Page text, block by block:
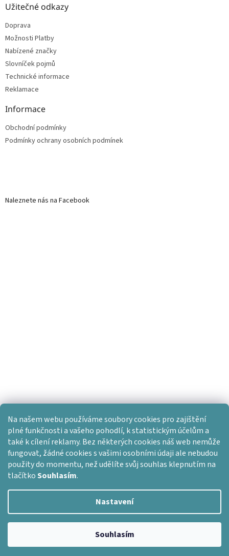
Na našem webu používáme soubory cookies pro zajištění
plné funkčnosti a vašeho pohodlí, k statistickým účelům a
také k cílení reklamy. Bez některých cookies náš web nemůže
fungovat, žádné cookies s vašimi osobními údaji ale nebudou
použity do momentu, než udělíte svůj souhlas klepnutím na
tlačítkoSouhlasím.
Nastavení
Souhlasím
Užitečné odkazy
Doprava
Možnosti Platby
Nabízené značky
Slovníček pojmů
Technické informace
Reklamace
Informace
Obchodní podmínky
Podmínky ochrany osobních podmínek
Naleznete nás na Facebook
Vytvořil Shoptet
Dlažba skladem. Všechna práva vyhrazena.